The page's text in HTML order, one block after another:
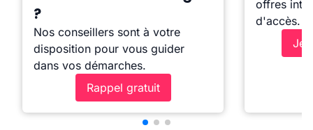
?
Nos conseillers sont à votre
disposition pour vous guider
dans vos démarches.
Rappel gratuit
offres
d'accès.
Je